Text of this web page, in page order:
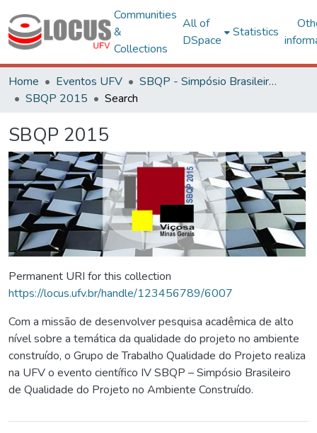
Communities
&
Collections
All of
DSpace
Statistics
Home Eventos UFV
SBQP - Simpósio Brasileiro de Qualidade do Projeto no Ambiente Construído
SBQP 2015
Search
SBQP 2015
Permanent URI for this collection
https://locus.ufv.br/handle/123456789/6007
Com a missão de desenvolver pesquisa acadêmica de alto
nível sobre a temática da qualidade do projeto no ambiente
construído, o Grupo de Trabalho Qualidade do Projeto realiza
na UFV o evento científico IV SBQP – Simpósio Brasileiro
de Qualidade do Projeto no Ambiente Construído.